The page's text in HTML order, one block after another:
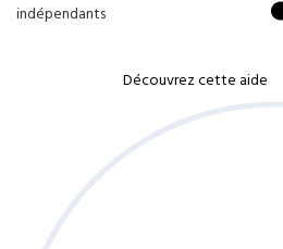
indépendants
Découvrez cette aide